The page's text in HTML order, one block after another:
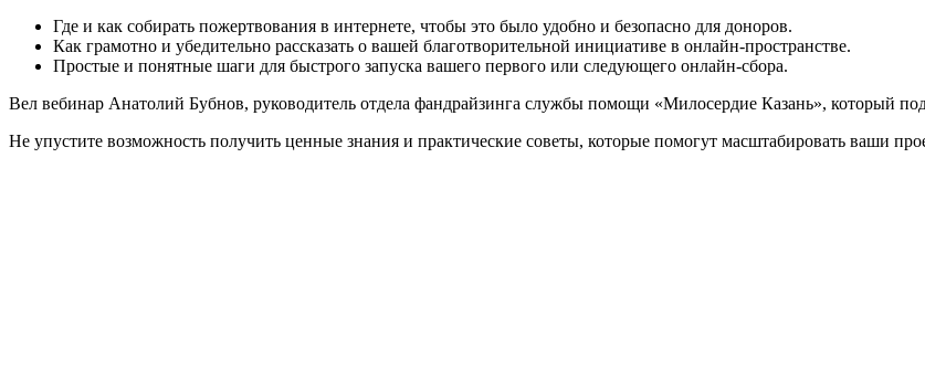
Где и как собирать пожертвования в интернете, чтобы это было удобно и безопасно для доноров.
Как грамотно и убедительно рассказать о вашей благотворительной инициативе в онлайн-пространстве.
Простые и понятные шаги для быстрого запуска вашего первого или следующего онлайн-сбора.
Вел вебинар Анатолий Бубнов, руководитель отдела фандрайзинга службы помощи «Милосердие Казань», который
Не упустите возможность получить ценные знания и практические советы, которые помогут масштабировать ваши